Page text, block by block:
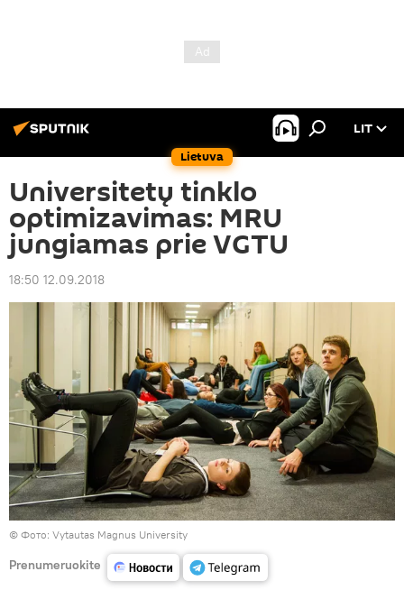
Lietuva
LIT
Universitetų tinklo
optimizavimas: MRU
jungiamas prie VGTU
18:50 12.09.2018
© Фото: Vytautas Magnus University
Prenumeruokite